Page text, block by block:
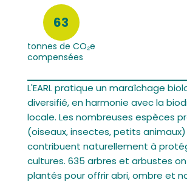
63
tonnes de CO₂e
compensées
L'EARL pratique un maraîchage
diversifié, en harmonie avec la
locale. Les nombreuses espèces
(oiseaux, insectes, petits animaux)
contribuent naturellement à
cultures. 635 arbres et arbustes
plantés pour offrir abri, ombre et